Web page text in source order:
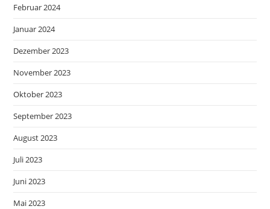
Februar 2024
Januar 2024
Dezember 2023
November 2023
Oktober 2023
September 2023
August 2023
Juli 2023
Juni 2023
Mai 2023